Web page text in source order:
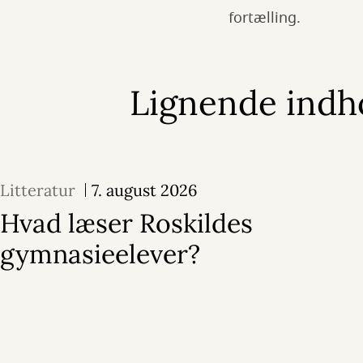
fortælling.
Lignende
Litteratur 7. august 2026
Hvad læser Roskildes
gymnasieelever?